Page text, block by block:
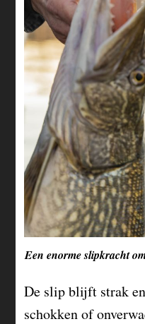
Een enorme slipkracht
De slip blijft strak
schokken of